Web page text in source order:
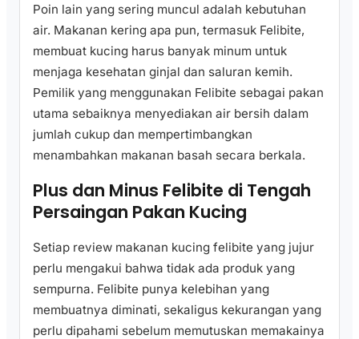
Poin lain yang sering muncul adalah kebutuhan
air. Makanan kering apa pun, termasuk Felibite,
membuat kucing harus banyak minum untuk
menjaga kesehatan ginjal dan saluran kemih.
Pemilik yang menggunakan Felibite sebagai pakan
utama sebaiknya menyediakan air bersih dalam
jumlah cukup dan mempertimbangkan
menambahkan makanan basah secara berkala.
Plus dan Minus Felibite di Tengah
Persaingan Pakan Kucing
Setiap review makanan kucing felibite yang jujur
perlu mengakui bahwa tidak ada produk yang
sempurna. Felibite punya kelebihan yang
membuatnya diminati, sekaligus kekurangan yang
perlu dipahami sebelum memutuskan memakainya